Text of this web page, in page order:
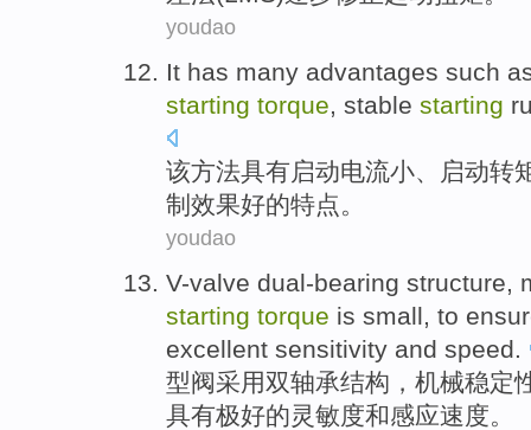
youdao
It has many advantages such
starting torque, stable starting
该方法具有启动电流小、启动转
制 效果好的特点。
youdao
V-valve dual-bearing structure
starting torque is small to
excellent sensitivity and speed
型阀采用双轴承结构 ， 机械稳定
具有极好的灵敏度和感应速度 。